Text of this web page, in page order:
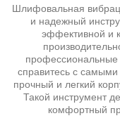
Шлифовальная
и надежный
эффективной и
профессиональные
справитесь с
прочный и легкий
Такой инструмент
комфортный